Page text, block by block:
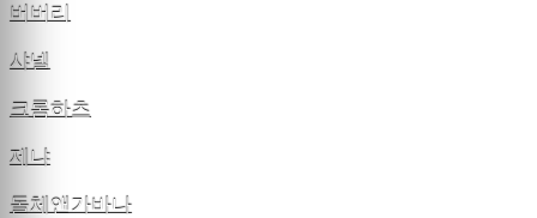
버버리
샤넬
크롬하츠
제냐
돌체앤가바나